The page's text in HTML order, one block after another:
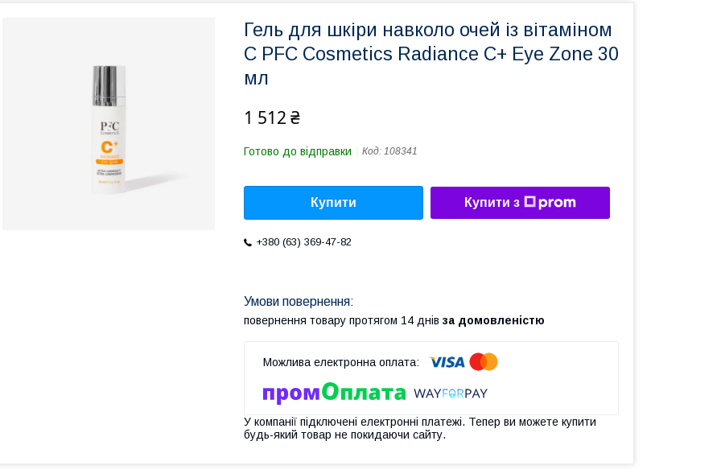
Гель для шкіри навколо очей із вітаміном
C PFC Cosmetics Radiance C+ Eye Zone 30
мл
1 512 ₴
Готово до відправки Код: 108341
Купити Купити з
+380 (63) 369-47-82
повернення товару протягом 14 днів за домовленістю
У компанії підключені електронні платежі. Тепер ви можете купити
будь-який товар не покидаючи сайту.